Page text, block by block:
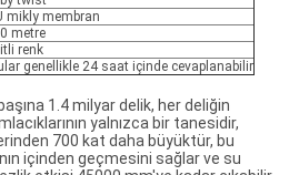
mikly membran
metre
renk
genellikle 24 saat içinde cevaplanabilir
1.4 milyar delik, her deliğin
yalnızca bir tanesidir,
700 kat daha büyüktür, bu
içinden geçmesini sağlar ve su